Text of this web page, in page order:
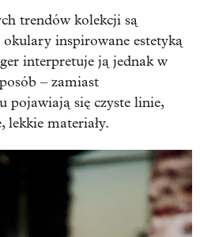
trendów kolekcji są
inspirowane estetyką
interpretuje ją jednak w
– zamiast
pojawiają się czyste linie,
lekkie materiały.